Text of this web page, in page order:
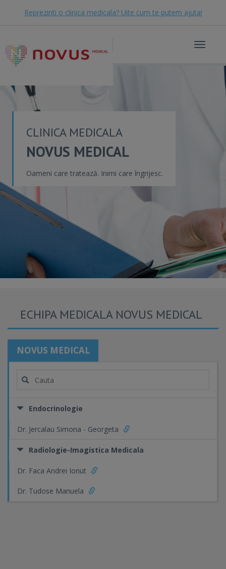
Reprezinti o clinica medicala? Uite cum te putem ajuta!
Toggle
CLINICA MEDICALA
NOVUS MEDICAL
Oameni care tratează. Inimi care îngrijesc.
ECHIPA MEDICALA NOVUS MEDICAL
NOVUS MEDICAL
Endocrinologie
Dr. Jercalau Simona - Georgeta
Radiologie-Imagistica Medicala
Dr. Faca Andrei Ionut
Dr. Tudose Manuela